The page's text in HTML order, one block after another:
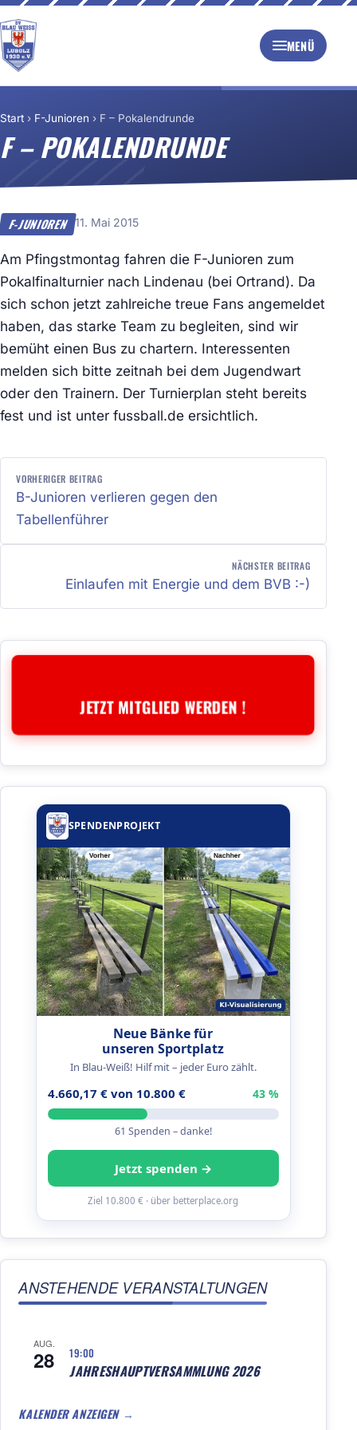
MENÜ
Start › F-Junioren › F – Pokalendrunde
F – POKALENDRUNDE
F-JUNIOREN 11. Mai 2015
Am Pfingstmontag fahren die F-Junioren zum
Pokalfinalturnier nach Lindenau (bei Ortrand). Da
sich schon jetzt zahlreiche treue Fans angemeldet
haben, das starke Team zu begleiten, sind wir
bemüht einen Bus zu chartern. Interessenten
melden sich bitte zeitnah bei dem Jugendwart
oder den Trainern. Der Turnierplan steht bereits
fest und ist unter fussball.de ersichtlich.
BEITRAGSNAVIGATION
VORHERIGER BEITRAG
B-Junioren verlieren gegen den
Tabellenführer
NÄCHSTER BEITRAG
Einlaufen mit Energie und dem BVB :-)
JETZT MITGLIED WERDEN !
SPENDENPROJEKT
Neue Bänke für
unseren Sportplatz
In Blau-Weiß! Hilf mit – jeder Euro zählt.
4.660,17 € von 10.800 € 43 %
61 Spenden – danke!
Jetzt spenden →
Ziel 10.800 € · über betterplace.org
ANSTEHENDE VERANSTALTUNGEN
AUG.
28 19:00
JAHRESHAUPTVERSAMMLUNG 2026
KALENDER ANZEIGEN